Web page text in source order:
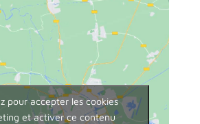
pour accepter les cookies
et activer ce contenu